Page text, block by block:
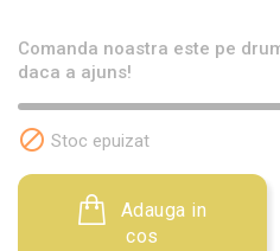
Comanda noastra este pe
daca a ajuns!
 Stoc epuizat
cos